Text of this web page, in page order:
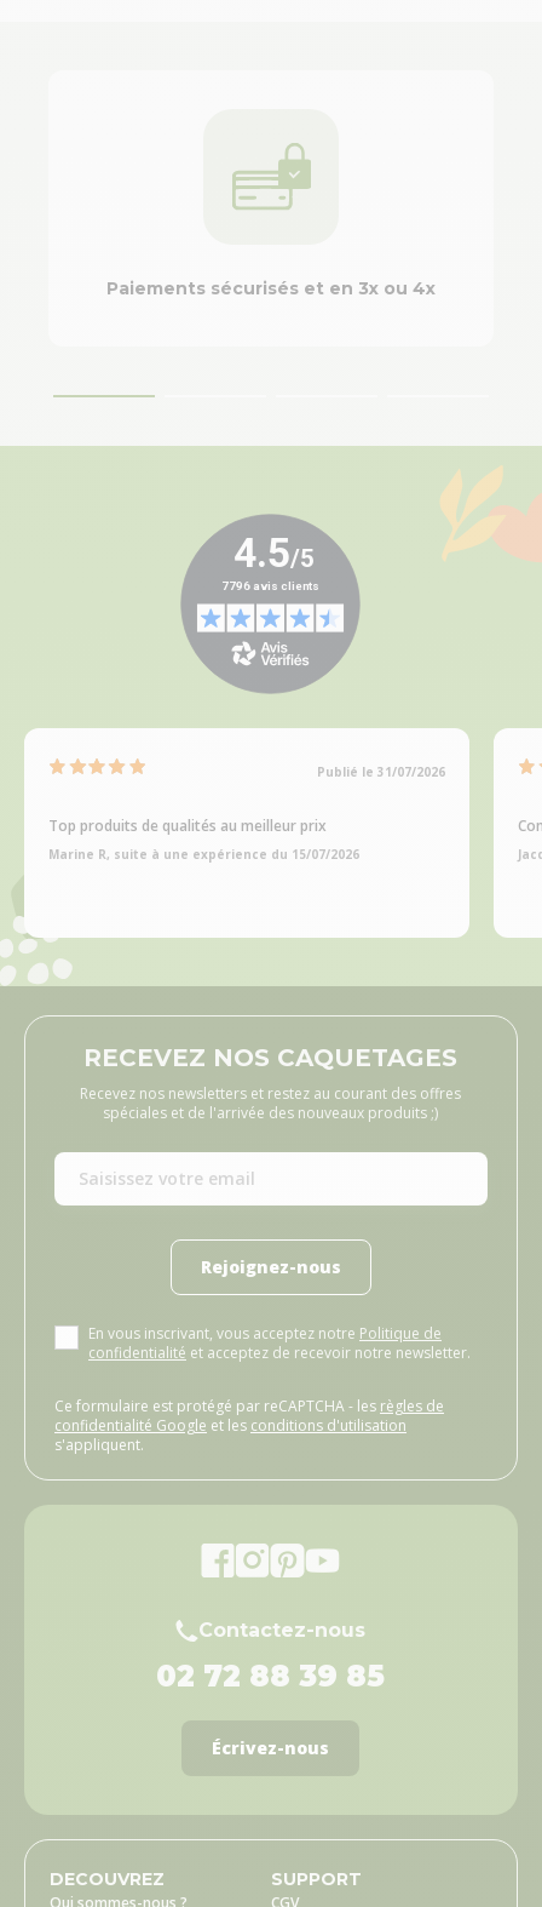
Paiements sécurisés et en 3x ou 4x
Publié le 31/07/2026
Top produits de qualités au meilleur prix
Marine R, suite à une expérience du 15/07/2026
RECEVEZ NOS CAQUETAGES
Recevez nos newsletters et restez au courant des offres
spéciales et de l'arrivée des nouveaux produits ;)
Rejoignez-nous
En vous inscrivant, vous acceptez notre Politique de
confidentialité et acceptez de recevoir notre newsletter.
Ce formulaire est protégé par reCAPTCHA - les règles de
confidentialité Google et les conditions d'utilisation
s'appliquent.
Contactez-nous
02 72 88 39 85
Écrivez-nous
DECOUVREZ
Qui sommes-nous ?
SUPPORT
CGV